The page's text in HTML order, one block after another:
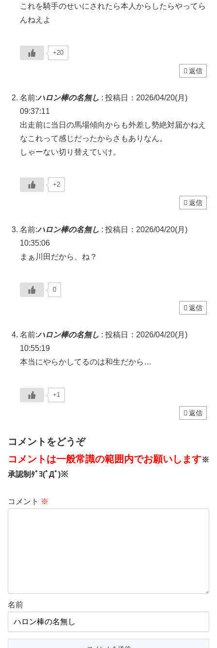
これを騎手のせいにされたら本人からしたらやってら
んねえよ
+20
返信
名前:ハロン棒の名無し : 投稿日：2026/04/20(月)
09:37:11
出走前に当日の馬場傾向からも外差し勢絶対届かねえ
なこれって感じだったからさもありなん。
しゃーない切り替えていけ。
+2
返信
名前:ハロン棒の名無し : 投稿日：2026/04/20(月)
10:35:06
まぁ川田だから、ね？
0
返信
名前:ハロン棒の名無し : 投稿日：2026/04/20(月)
10:55:19
本当にやらかしてるのは和生だから…
+1
返信
コメントをどうぞ
コメントは一般常識の範囲内でお願いします※
承認制ﾀﾞﾖ(ﾟДﾟ)※
コメント ※
名前